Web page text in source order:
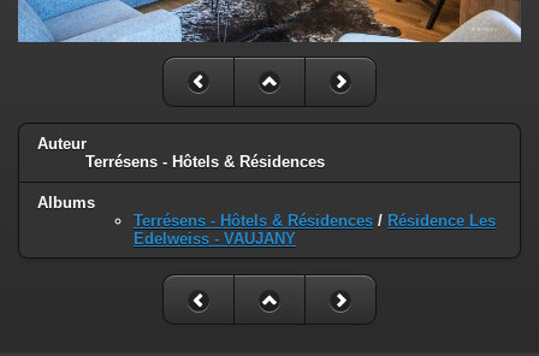
Auteur
Terrésens - Hôtels & Résidences
Albums
Terrésens - Hôtels & Résidences / Résidence Les
Edelweiss - VAUJANY